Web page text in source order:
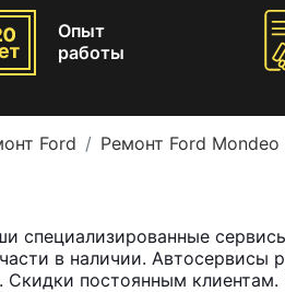
Опыт
работы
Ford Ремонт Ford Mondeo
специализированные
в наличии.
Скидки постоянным